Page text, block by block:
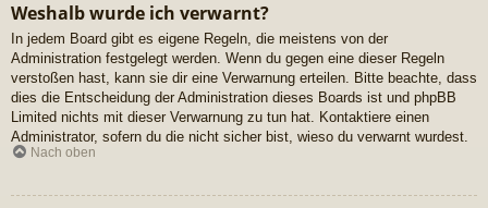
Weshalb wurde ich verwarnt?
In jedem Board gibt es eigene Regeln, die meistens von der
Administration festgelegt werden. Wenn du gegen eine dieser Regeln
verstoßen hast, kann sie dir eine Verwarnung erteilen. Bitte beachte, dass
dies die Entscheidung der Administration dieses Boards ist und phpBB
Limited nichts mit dieser Verwarnung zu tun hat. Kontaktiere einen
Administrator, sofern du die nicht sicher bist, wieso du verwarnt wurdest.
Nach oben